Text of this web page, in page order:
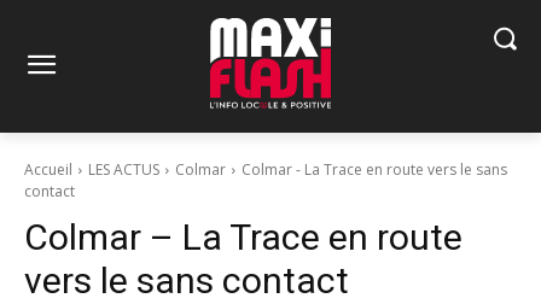
Accueil LES ACTUS Colmar
Colmar - La Trace en route vers le sans
contact
Colmar – La Trace en route
vers le sans contact